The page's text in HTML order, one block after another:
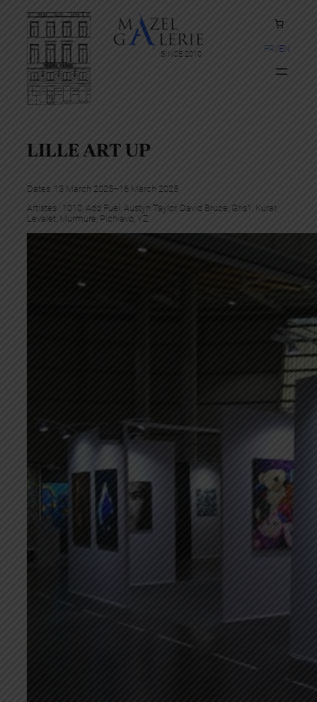
SINCE 2010
FR EN
LILLE ART UP
Dates : 13 March 2025–16 March 2025
Artistes : 1010, Add Fuel Austyn Taylor, David Bruce Gris1 , Kurar
Levalet, Murmure Pichiavo, YZ